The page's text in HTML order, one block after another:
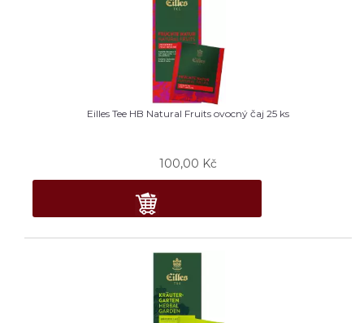
Eilles Tee HB Natural Fruits ovocný čaj 25 ks
100,00 Kč